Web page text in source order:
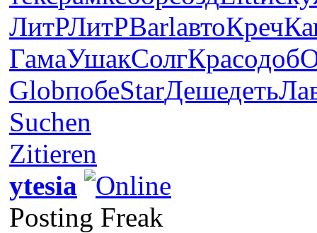
ЛитРЛитРBarlавтоКреч
ГамаУшакСолгКрасодоб
GlobпобеStarДешедеть
Suchen
Zitieren
ytesia
Posting Freak